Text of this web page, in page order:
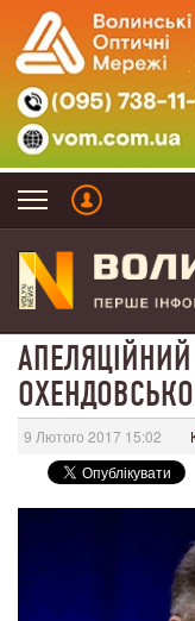
9 Лютого 2017 15:02